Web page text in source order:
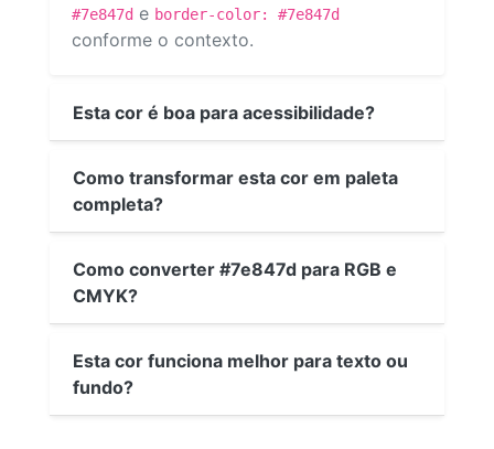
#7e847d e border-color: #7e847d
conforme o contexto.
Esta cor é boa para acessibilidade?
Como transformar esta cor em paleta
completa?
Como converter #7e847d para RGB e
CMYK?
Esta cor funciona melhor para texto ou
fundo?